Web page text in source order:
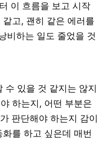
이 흐름을 보고 시작
고, 괜히 같은 에러를
비하는 일도 줄었을 것
수 있을 것 같지는 않지
하는지, 어떤 부분은
판단해야 하는지 감이
를 하고 싶은데 매번